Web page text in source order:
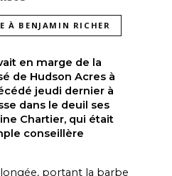
À BENJAMIN RICHER
en marge de la
de Hudson Acres à
jeudi dernier à
dans le deuil ses
Chartier, qui était
conseillère
portant la barbe